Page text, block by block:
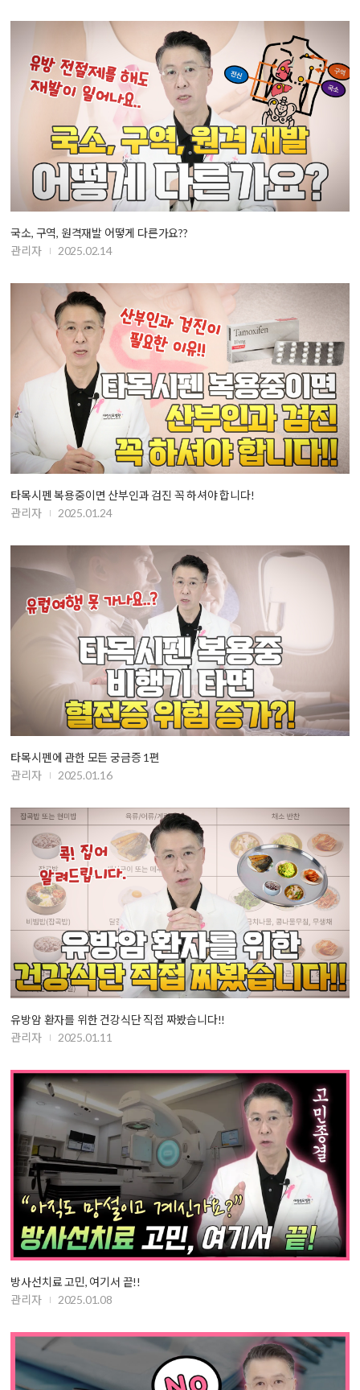
국소, 구역, 원격재발 어떻게 다른가요??
관리자
2025.02.14
타목시펜 복용중이면 산부인과 검진 꼭 하셔야 합니다!
관리자
2025.01.24
타목시펜에 관한 모든 궁금증 1편
관리자
2025.01.16
유방암 환자를 위한 건강식단 직접 짜봤습니다!!
관리자
2025.01.11
방사선치료 고민, 여기서 끝!!
관리자
2025.01.08